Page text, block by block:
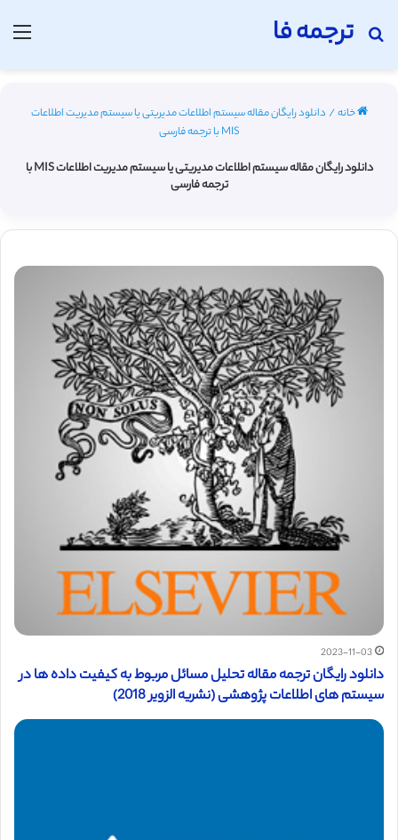
ترجمه فا
جستجو برای
خانه/ دانلود رایگان مقاله سیستم اطلاعات مدیریتی یا سیستم مدیریت اطلاعات
MIS با ترجمه فارسی
دانلود رایگان مقاله سیستم اطلاعات مدیریتی یا سیستم مدیریت اطلاعات MIS با
ترجمه فارسی
2023-11-03
دانلود رایگان ترجمه مقاله تحلیل مسائل مربوط به کیفیت داده ها در
سیستم های اطلاعات پژوهشی (نشریه الزویر 2018)